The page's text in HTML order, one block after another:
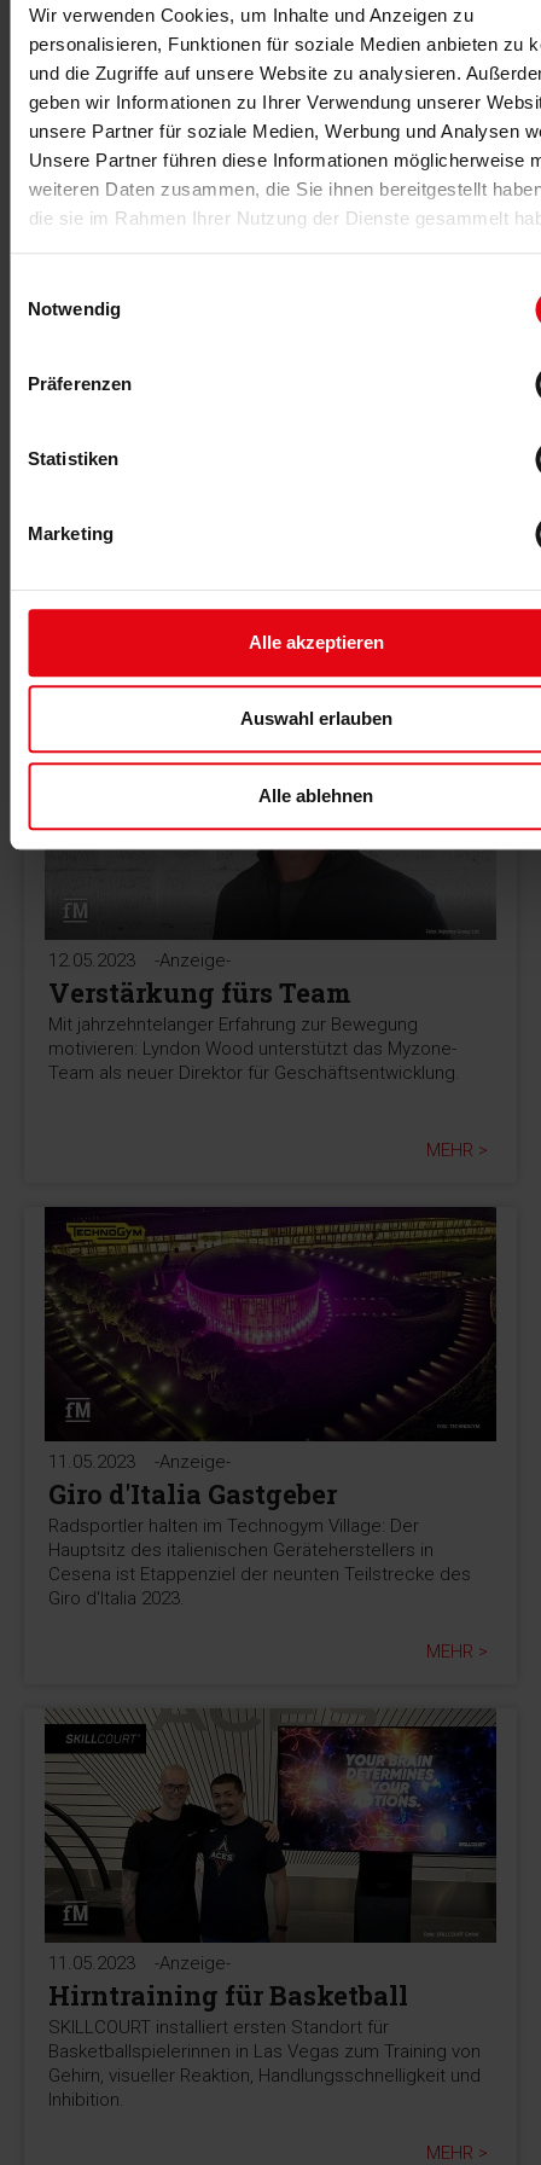
Wir verwenden Cookies, um Inhalte und Anzeigen zu
personalisieren, Funktionen für soziale Medien anbieten zu
und die Zugriffe auf unsere Website zu analysieren.
geben wir Informationen zu Ihrer Verwendung unserer
unsere Partner für soziale Medien, Werbung und Analysen
Unsere Partner führen diese Informationen möglicherweise
weiteren Daten zusammen, die Sie ihnen bereitgestellt
die sie im Rahmen Ihrer Nutzung der Dienste gesammelt
Notwendig
Präferenzen
Statistiken
Marketing
Alle akzeptieren
Auswahl erlauben
Alle ablehnen
EuropeActive sucht einen neuen CEO. Nach dem
Rücktritt von Andreas Paulsen zu Ende 2023 hat der
europäische Branchenverband den Nachfolgeprozess
angestoßen.
MEHR >
15.05.2023
Fitness und Health gemeinsam erleben: Beim achten
FitTech Summit am 22. Juni 2023 bei München lernen
Rabattcode für Sie.
12.05.2023 -Anzeige-
Verstärkung fürs Team
Mit jahrzehntelanger Erfahrung zur Bewegung
motivieren: Lyndon Wood unterstützt das Myzone-
Team als neuer Direktor für Geschäftsentwicklung.
MEHR >
11.05.2023 -Anzeige-
Giro d'Italia Gastgeber
Radsportler halten im Technogym Village: Der
Hauptsitz des italienischen Geräteherstellers in
Cesena ist Etappenziel der neunten Teilstrecke des
Giro d'Italia 2023.
MEHR >
11.05.2023 -Anzeige-
Hirntraining für Basketball
SKILLCOURT installiert ersten Standort für
Basketballspielerinnen in Las Vegas zum Training von
Gehirn, visueller Reaktion, Handlungsschnelligkeit und
Inhibition.
MEHR >